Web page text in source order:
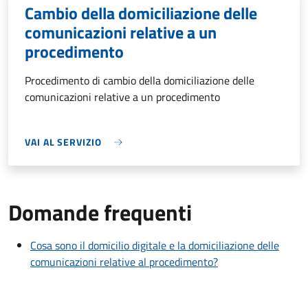
Cambio della domiciliazione delle
comunicazioni relative a un
procedimento
Procedimento di cambio della domiciliazione delle
comunicazioni relative a un procedimento
VAI AL SERVIZIO
Domande frequenti
Cosa sono il domicilio digitale e la domiciliazione delle
comunicazioni relative al procedimento?